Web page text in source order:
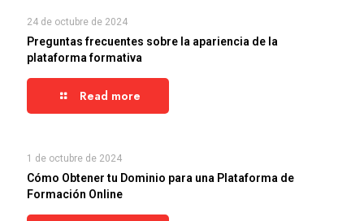
24 de octubre de 2024
Preguntas frecuentes sobre la apariencia de la
plataforma formativa
Read more
1 de octubre de 2024
Cómo Obtener tu Dominio para una Plataforma de
Formación Online